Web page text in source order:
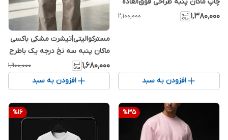
حرفه ای و خاص
۱٬۳۸۰٬۰۰۰ ۲٬۱۰۰٬۰۰۰
افزودن به سبد
مسترکوالیتی|تیشرت مشکی باکسی
ماکان پنبه سه نخ درجه یک باطرح
فوق‌العاده شیک و خفن
۱٬۶۸۰٬۰۰۰ ۱٬۹۰۰٬۰۰۰
افزودن به سبد
%35
%16